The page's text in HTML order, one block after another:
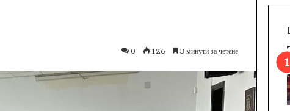
0 126 3 минути за четене